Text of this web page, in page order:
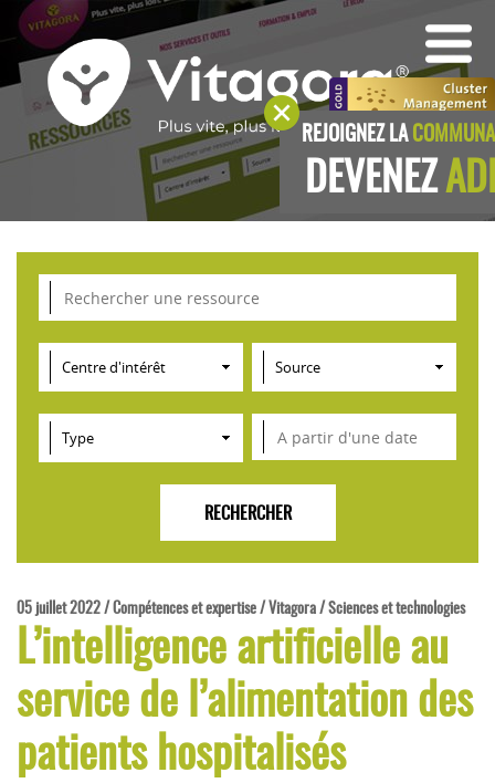
05 juillet 2022 / Compétences et expertise / Vitagora / Sciences et technologies
L’intelligence artificielle au
service de l’alimentation des
patients hospitalisés
REJOIGNEZ LA
DEVENEZ